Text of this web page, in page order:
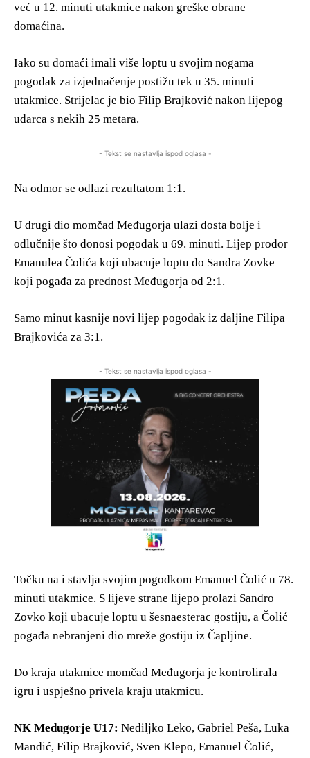
već u 12. minuti utakmice nakon greške obrane
domaćina.
Iako su domaći imali više loptu u svojim nogama
pogodak za izjednačenje postižu tek u 35. minuti
utakmice. Strijelac je bio Filip Brajković nakon lijepog
udarca s nekih 25 metara.
- Tekst se nastavlja ispod oglasa -
Na odmor se odlazi rezultatom 1:1.
U drugi dio momčad Međugorja ulazi dosta bolje i
odlučnije što donosi pogodak u 69. minuti. Lijep prodor
Emanulea Čolića koji ubacuje loptu do Sandra Zovke
koji pogađa za prednost Međugorja od 2:1.
Samo minut kasnije novi lijep pogodak iz daljine Filipa
Brajkovića za 3:1.
- Tekst se nastavlja ispod oglasa -
Točku na i stavlja svojim pogodkom Emanuel Čolić u 78.
minuti utakmice. S lijeve strane lijepo prolazi Sandro
Zovko koji ubacuje loptu u šesnaesterac gostiju, a Čolić
pogađa nebranjeni dio mreže gostiju iz Čapljine.
Do kraja utakmice momčad Međugorja je kontrolirala
igru i uspješno privela kraju utakmicu.
NK Međugorje U17: Nediljko Leko, Gabriel Peša, Luka
Mandić, Filip Brajković, Sven Klepo, Emanuel Čolić,